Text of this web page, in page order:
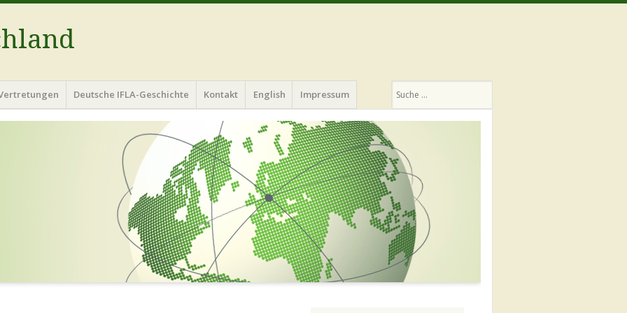
Deutsche IFLA-Geschichte Kontakt English Impressum